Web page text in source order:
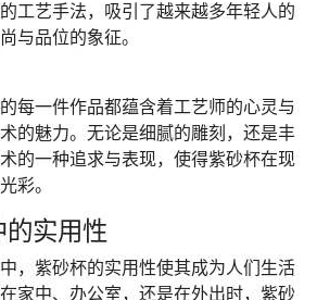
工艺手法，吸引了越来越多年轻人的
与品位的象征。
每一件作品都蕴含着工艺师的心灵与
的魅力。无论是细腻的雕刻，还是丰
的一种追求与表现，使得紫砂杯在现
彩。
的实用性
，紫砂杯的实用性使其成为人们生活
家中、办公室，还是在外出时，紫砂